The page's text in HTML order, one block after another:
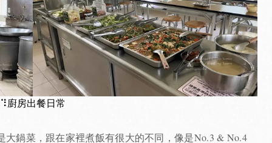
⠹廚房出餐日常
鍋菜，跟在家裡煮飯有很大的不同，像是No.3 & No.4